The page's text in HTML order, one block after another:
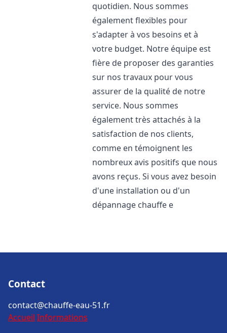
quotidien. Nous sommes
également flexibles pour
s'adapter à vos besoins et à
votre budget. Notre équipe est
fière de proposer des garanties
sur nos travaux pour vous
assurer de la qualité de notre
service. Nous sommes
également très attachés à la
satisfaction de nos clients,
comme en témoignent les
nombreux avis positifs que nous
avons reçus. Si vous avez besoin
d'une installation ou d'un
dépannage chauffe e
Contact
contact@chauffe-eau-51.fr
Accueil Informations